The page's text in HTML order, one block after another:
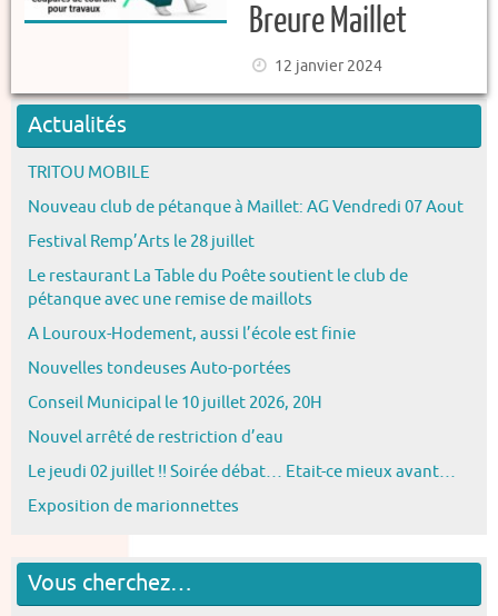
Breure Maillet
12 janvier 2024
Actualités
TRITOU MOBILE
Nouveau club de pétanque à Maillet: AG Vendredi 07 Aout
Festival Remp’Arts le 28 juillet
Le restaurant La Table du Poête soutient le club de
pétanque avec une remise de maillots
A Louroux-Hodement, aussi l’école est finie
Nouvelles tondeuses Auto-portées
Conseil Municipal le 10 juillet 2026, 20H
Nouvel arrêté de restriction d’eau
Le jeudi 02 juillet !! Soirée débat… Etait-ce mieux avant…
Exposition de marionnettes
Vous cherchez…